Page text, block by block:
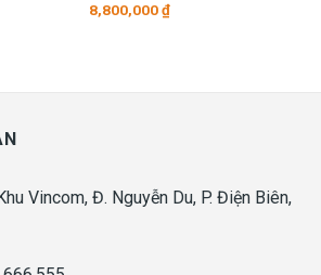
8,800,000₫
Vincom, Đ. Nguyễn Du, P. Điện Biên,